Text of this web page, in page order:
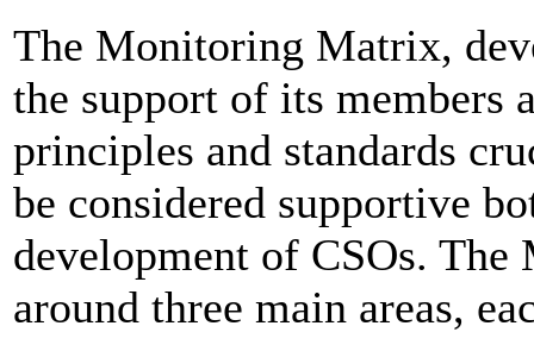
The Monitoring Matrix,
the support of its members
principles and standards
be considered supportive
development of CSOs.
around three main areas,